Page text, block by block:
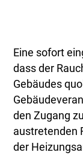
Eine sofort
dass der
Gebäudes
den Zugang
austretenden
der